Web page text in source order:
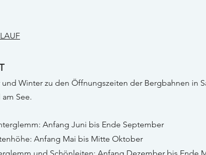
Winter zu den Öffnungszeiten der Bergbahnen in
See.
Anfang Juni bis Ende September​
Anfang Mai bis Mitte Oktober